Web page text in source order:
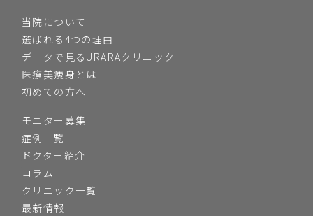
当院について
選ばれる4つの理由
データで見るURARAクリニック
医療美痩身とは
初めての方へ
モニター募集
症例一覧
ドクター紹介
コラム
クリニック一覧
最新情報